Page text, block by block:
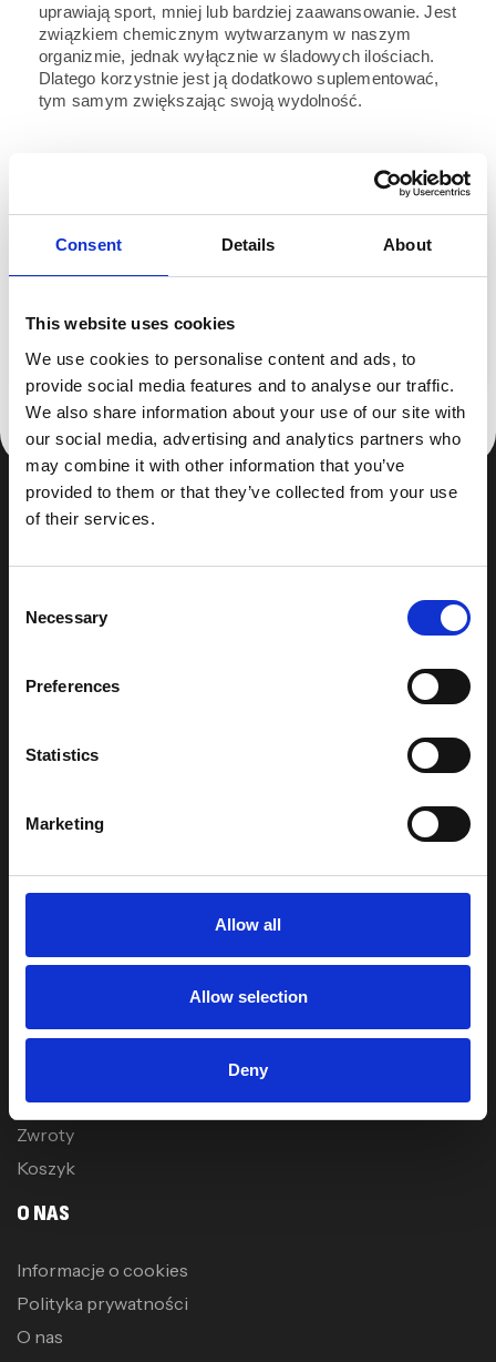
Consent Details About
This website uses cookies
We use cookies to personalise content and ads, to
provide social media features and to analyse our traffic.
We also share information about your use of our site with
our social media, advertising and analytics partners who
may combine it with other information that you’ve
provided to them or that they’ve collected from your use
of their services.
Selection
Necessary
Preferences
Statistics
Marketing
Allow all
Allow selection
Deny
uprawiają sport, mniej lub bardziej zaawansowanie. Jest
związkiem chemicznym wytwarzanym w naszym
organizmie, jednak wyłącznie w śladowych ilościach.
Dlatego korzystnie jest ją dodatkowo suplementować,
tym samym zwiększając swoją wydolność.
Bądźcie czujni! W tym miejscu zostanie
wyświetlonych więcej produktów w miarę ich
dodawania.
search
formularz
Pomoc
Zamówienia
Zwroty
Koszyk
O NAS
Informacje o cookies
Polityka prywatności
O nas